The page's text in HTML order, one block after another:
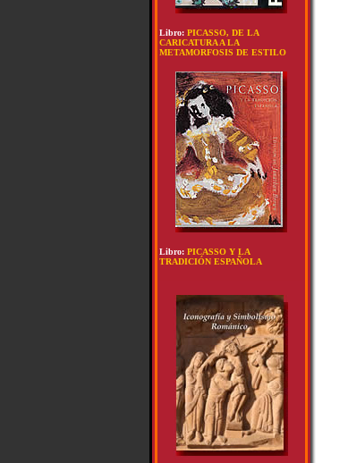
Libro: PICASSO, DE LA
CARICATURA A LA
METAMORFOSIS DE ESTILO
Libro: PICASSO Y LA
TRADICIÓN ESPAÑOLA